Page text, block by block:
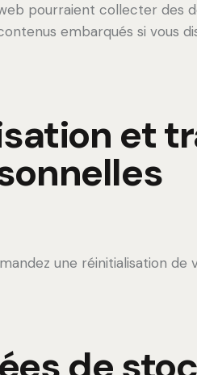
pourraient collecter des
embarqués si vous
et
une réinitialisation